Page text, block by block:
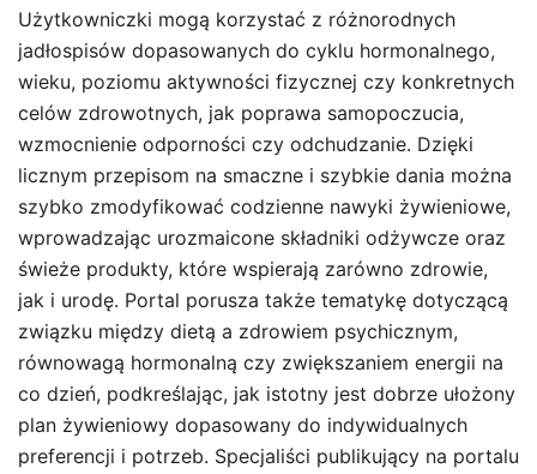
Użytkowniczki mogą korzystać z różnorodnych
jadłospisów dopasowanych do cyklu hormonalnego,
wieku, poziomu aktywności fizycznej czy konkretnych
celów zdrowotnych, jak poprawa samopoczucia,
wzmocnienie odporności czy odchudzanie. Dzięki
licznym przepisom na smaczne i szybkie dania można
szybko zmodyfikować codzienne nawyki żywieniowe,
wprowadzając urozmaicone składniki odżywcze oraz
świeże produkty, które wspierają zarówno zdrowie,
jak i urodę. Portal porusza także tematykę dotyczącą
związku między dietą a zdrowiem psychicznym,
równowagą hormonalną czy zwiększaniem energii na
co dzień, podkreślając, jak istotny jest dobrze ułożony
plan żywieniowy dopasowany do indywidualnych
preferencji i potrzeb. Specjaliści publikujący na portalu